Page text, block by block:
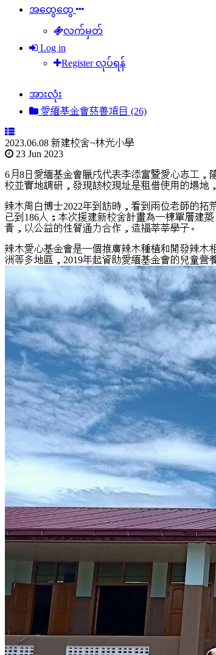
အထွေထွေ
လက်မှတ်
Log in
Register လုပ်ရန်
အားလုံး
愛緬基金會慈善項目 (26)
2023.06.08 新建校舍~林光小學
23 Jun 2023
6月8日愛緬基金會臘戌代表李添富暨愛心志工
校並實地調研，發現該校現址是租借使用的場地
辣木周白博士2022年到訪時，看到兩位老師的
已到186人；本次援建新校舍計畫為一棟單層建
責，以公益的性質通力合作，造福莘莘學子。
辣木愛心基金會是一個推廣辣木種植和開發辣木
洲等多地區，2019年起資助愛緬基金會的兒童營